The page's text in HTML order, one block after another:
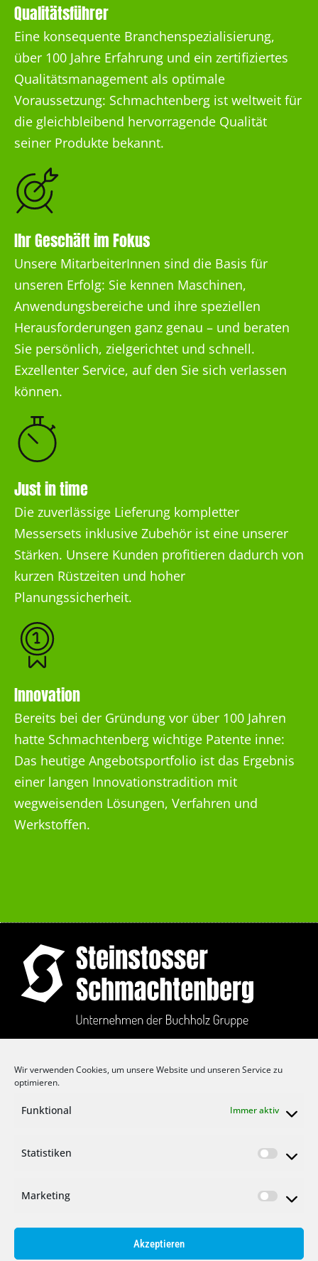
Wir verwenden Cookies, um unsere Website und unseren Service zu
optimieren.
Funktional Immer aktiv
Statistiken
Marketing
Akzeptieren
Qualitätsführer
Eine konsequente Branchenspezialisierung,
über 100 Jahre Erfahrung und ein zertifiziertes
Qualitätsmanagement als optimale
Voraussetzung: Schmachtenberg ist weltweit für
die gleichbleibend hervorragende Qualität
seiner Produkte bekannt.
Ihr Geschäft im Fokus
Unsere MitarbeiterInnen sind die Basis für
unseren Erfolg: Sie kennen Maschinen,
Anwendungsbereiche und ihre speziellen
Herausforderungen ganz genau – und beraten
Sie persönlich, zielgerichtet und schnell.
Exzellenter Service, auf den Sie sich verlassen
können.
Just in time
Die zuverlässige Lieferung kompletter
Messersets inklusive Zubehör ist eine unserer
Stärken. Unsere Kunden profitieren dadurch von
kurzen Rüstzeiten und hoher
Planungssicherheit.
Innovation
Bereits bei der Gründung vor über 100 Jahren
hatte Schmachtenberg wichtige Patente inne:
Das heutige Angebotsportfolio ist das Ergebnis
einer langen Innovationstradition mit
wegweisenden Lösungen, Verfahren und
Werkstoffen.
D-42855 Remscheid
T: +49 2191 3711 0
E:info@buchholz-gruppe.eu
IMPRESSUM